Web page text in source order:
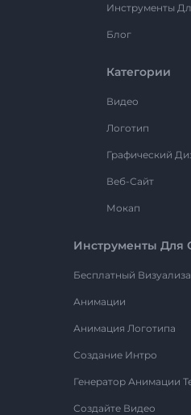
Инструменты
Блог
Категории
Видео
Логотип
Графический
Веб-Сайт
Мокап
Инструменты Для
Бесплатный
Анимации
Анимация Логотипа
Создание Интро
Генератор Анимации
Создайте Видео